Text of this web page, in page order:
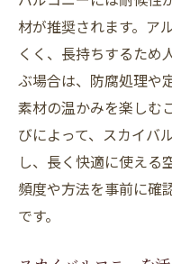
注文住宅で実現
快適さを追
環境に優し
プライベー
快適な気温
視覚的広が
ア
スカイバルコニ
材が推奨されます。ア
くく、長持ちするため
ぶ場合は、防腐処理や
素材の温かみを楽しむ
びによって、スカイバ
し、長く快適に使える
頻度や方法を事前に確
です。